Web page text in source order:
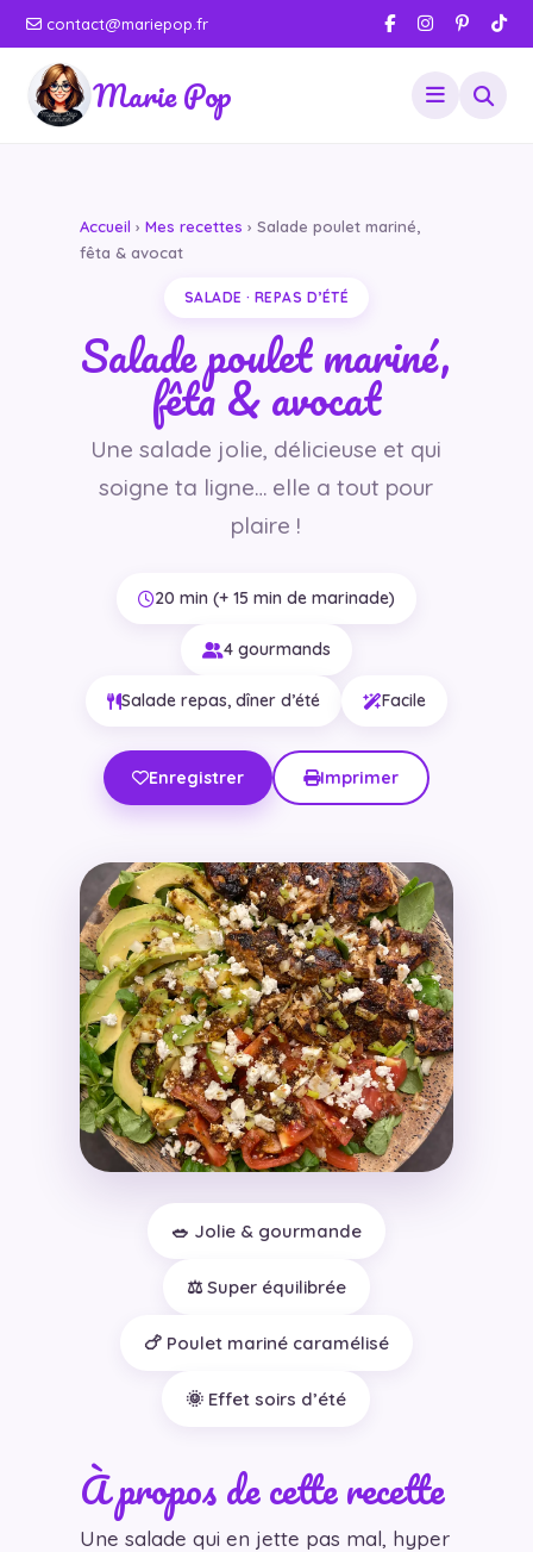
contact@mariepop.fr
Marie Pop
Accueil › Mes recettes › Salade poulet mariné,
fêta & avocat
SALADE · REPAS D’ÉTÉ
Salade poulet mariné,
fêta & avocat
Une salade jolie, délicieuse et qui
soigne ta ligne… elle a tout pour
plaire !
20 min (+ 15 min de marinade)
4 gourmands
Salade repas, dîner d’été Facile
Enregistrer Imprimer
🥗 Jolie & gourmande
⚖️ Super équilibrée
🍗 Poulet mariné caramélisé
🌞 Effet soirs d’été
À propos de cette recette
Une salade qui en jette pas mal, hyper